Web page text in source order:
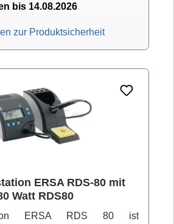
bis 14.08.2026
zur Produktsicherheit
ERSA RDS-80 mit
Watt RDS80
ERSA RDS 80 ist